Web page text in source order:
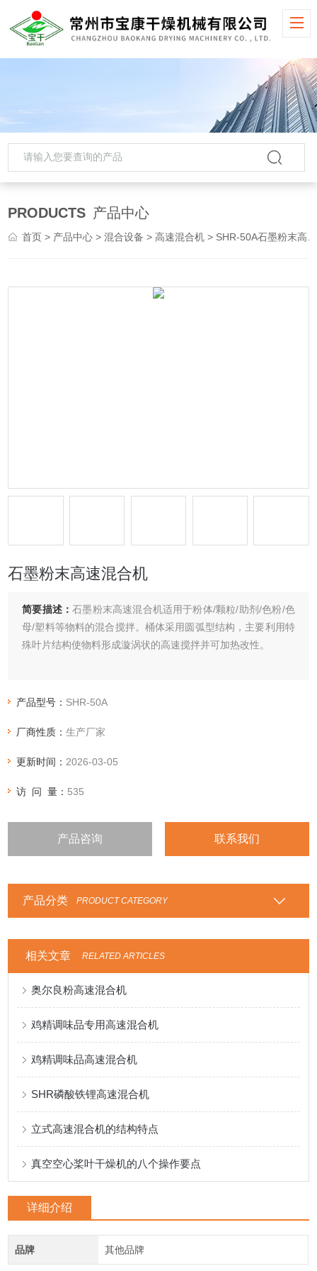
PRODUCTS 产品中心
首页 > 产品中心 >混合设备 >高速混合机 > SHR-50A石墨粉末高速混合机
石墨粉末高速混合机
简要描述：石墨粉末高速混合机适用于粉体/颗粒/助剂/色粉/色
母/塑料等物料的混合搅拌。桶体采用圆弧型结构，主要利用特
殊叶片结构使物料形成漩涡状的高速搅拌并可加热改性。
产品型号： SHR-50A
厂商性质：生产厂家
更新时间： 2026-03-05
访 问 量： 535
产品咨询 联系我们
产品分类 PRODUCT CATEGORY
相关文章 RELATED ARTICLES
奥尔良粉高速混合机
鸡精调味品专用高速混合机
鸡精调味品高速混合机
SHR磷酸铁锂高速混合机
立式高速混合机的结构特点
真空空心桨叶干燥机的八个操作要点
详细介绍
品牌 其他品牌